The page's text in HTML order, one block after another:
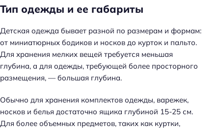
Тип одежды и ее габариты
Детская одежда бывает разной по размерам и формам:
от миниатюрных бодиков и носков до курток и пальто.
Для хранения мелких вещей требуется меньшая
глубина, а для одежды, требующей более просторного
размещения, — большая глубина.
Обычно для хранения комплектов одежды, варежек,
носков и белья достаточно ящика глубиной 15-25 см.
Для более объемных предметов, таких как куртки,